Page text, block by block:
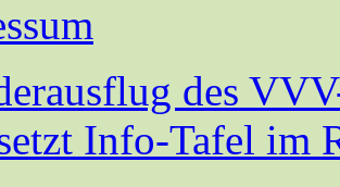
des
Info-Tafel im